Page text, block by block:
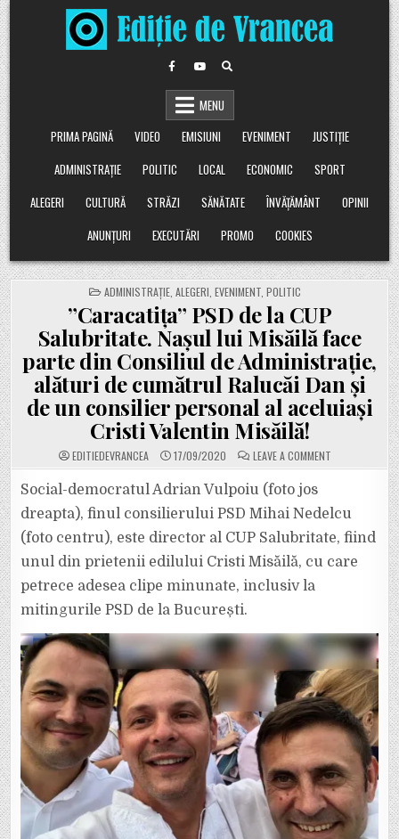
Skip
to
content
MENU
PRIMA PAGINĂ
VIDEO EMISIUNI EVENIMENT
JUSTIȚIE
ADMINISTRAȚIE
POLITIC LOCAL ECONOMIC
SPORT
ALEGERI
CULTURĂ STRĂZI SĂNĂTATE ÎNVĂȚĂMÂNT
OPINII
ANUNȚURI
EXECUTĂRI PROMO COOKIES
POSTED
IN
ADMINISTRAȚIE ALEGERI EVENIMENT POLITIC
”Caracatița” PSD de la CUP
Salubritate. Nașul lui Misăilă face
parte din Consiliul de Administrație,
alături de cumătrul Ralucăi Dan și
de un consilier personal al aceluiași
Cristi Valentin Misăilă!
EDITIEDEVRANCEA 17/09/2020 LEAVE A COMMENT
”CARACATIȚA”
CUP
SALUBRITATE.
NAȘUL
LUI
FACE
ADMINISTRAȚIE,
DE
CUMĂTRUL
RALUCĂI
DAN
ȘI
DE
UN
CONSILIER
PERSONAL
AL
ACELUIAȘI
CRISTI
VALENTIN
MISĂILĂ!
Social-democratul Adrian Vulpoiu (foto jos
dreapta), finul consilierului PSD Mihai Nedelcu
(foto centru), este director al CUP Salubritate, fiind
unul din prietenii edilului Cristi Misăilă, cu care
petrece adesea clipe minunate, inclusiv la
mitingurile PSD de la București.